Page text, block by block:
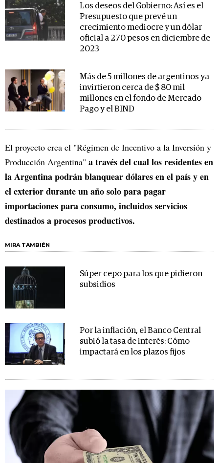
Los deseos del Gobierno: Así es el
Presupuesto que prevé un
crecimiento mediocre y un dólar
oficial a 270 pesos en diciembre de
2023
Más de 5 millones de argentinos ya
invirtieron cerca de $ 80 mil
millones en el fondo de Mercado
Pago y el BIND
El proyecto crea el "Régimen de Incentivo a la Inversión y
Producción Argentina" a través del cual los residentes en
la Argentina podrán blanquear dólares en el país y en
el exterior durante un año solo para pagar
importaciones para consumo, incluidos servicios
destinados a procesos productivos.
MIRA TAMBIÉN
Súper cepo para los que pidieron
subsidios
Por la inflación, el Banco Central
subió la tasa de interés: Cómo
impactará en los plazos fijos